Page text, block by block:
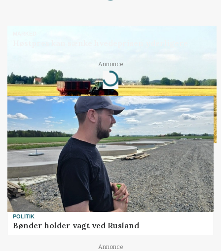
Annonce
Loading...
POLITIK
Bønder holder vagt ved Rusland
Annonce